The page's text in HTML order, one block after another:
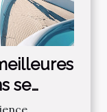
se